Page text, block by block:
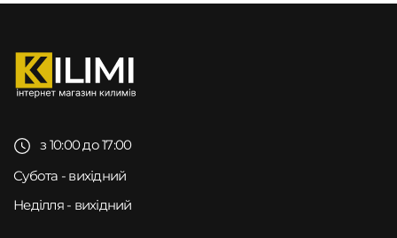
з 10:00 до 17:00
Субота - вихідний
Неділля - вихідний